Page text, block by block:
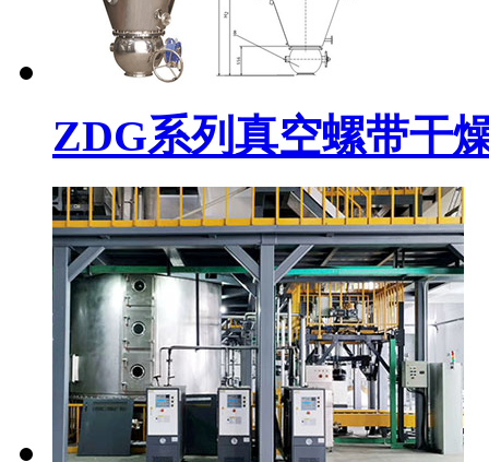
ZDG系列真空螺带干